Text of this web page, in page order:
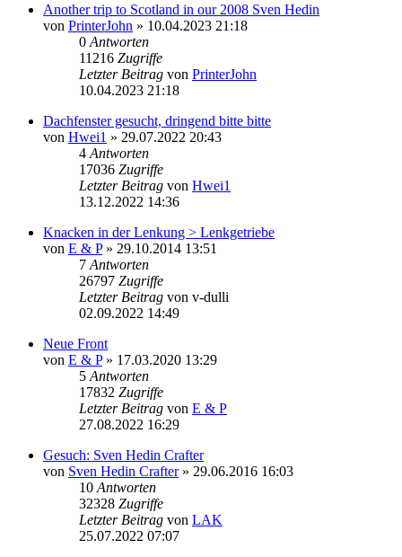
Another trip to Scotland in our 2008 Sven Hedin
von PrinterJohn » 10.04.2023 21:18
0 Antworten
11216 Zugriffe
Letzter Beitrag von PrinterJohn
10.04.2023 21:18
Dachfenster gesucht, dringend bitte bitte
von Hwei1 » 29.07.2022 20:43
4 Antworten
17036 Zugriffe
Letzter Beitrag von Hwei1
13.12.2022 14:36
Knacken in der Lenkung > Lenkgetriebe
von E & P» 29.10.2014 13:51
7 Antworten
26797 Zugriffe
Letzter Beitrag von v-dulli
02.09.2022 14:49
Neue Front
von E & P» 17.03.2020 13:29
5 Antworten
17832 Zugriffe
Letzter Beitrag von E & P
27.08.2022 16:29
Gesuch: Sven Hedin Crafter
von Sven Hedin Crafter» 29.06.2016 16:03
10 Antworten
32328 Zugriffe
Letzter Beitrag von LAK
25.07.2022 07:07